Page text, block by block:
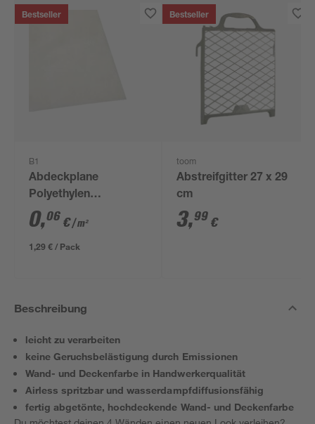
Bestseller
B1
Abdeckplane
Polyethylen
transparent 4 x 5 m
0,06 €/ m²
1,29 € / Pack
Bestseller
toom
Abstreifgitter 27 x 29
cm
3,99 €
Beschreibung
leicht zu verarbeiten
keine Geruchsbelästigung durch Emissionen
Wand- und Deckenfarbe in Handwerkerqualität
Airless spritzbar und wasserdampfdiffusionsfähig
fertig abgetönte, hochdeckende Wand- und Deckenfarbe